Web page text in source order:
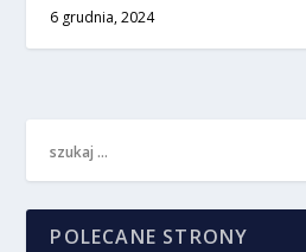
6 grudnia, 2024
POLECANE STRONY